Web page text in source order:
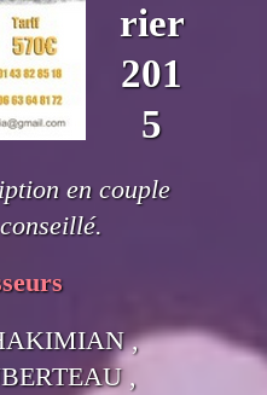
rier
201
5
en couple
,
,